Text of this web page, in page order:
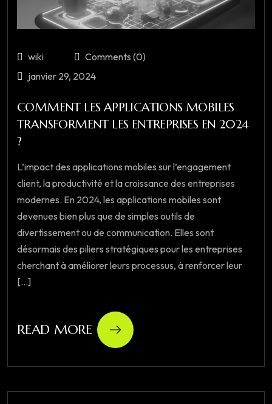
wiki
Comments (0)
janvier 29, 2024
COMMENT LES APPLICATIONS MOBILES
TRANSFORMENT LES ENTREPRISES EN 2024
?
L’impact des applications mobiles sur l’engagement
client, la productivité et la croissance des entreprises
modernes. En 2024, les applications mobiles sont
devenues bien plus que de simples outils de
divertissement ou de communication. Elles sont
désormais des piliers stratégiques pour les entreprises
cherchant à améliorer leurs processus, à renforcer leur
[...]
READ MORE